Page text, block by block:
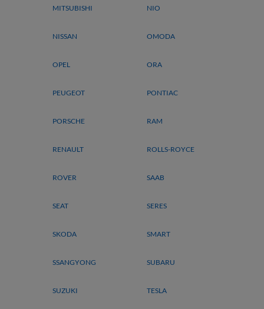
MITSUBISHI NIO
NISSAN OMODA
OPEL ORA
PEUGEOT PONTIAC
PORSCHE RAM
RENAULT ROLLS-ROYCE
ROVER SAAB
SEAT SERES
SKODA SMART
SSANGYONG SUBARU
SUZUKI TESLA